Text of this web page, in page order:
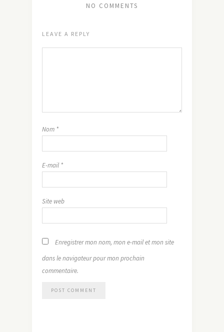
NO COMMENTS
LEAVE A REPLY
Nom *
E-mail *
Site web
Enregistrer mon nom, mon e-mail et mon site
dans le navigateur pour mon prochain
commentaire.